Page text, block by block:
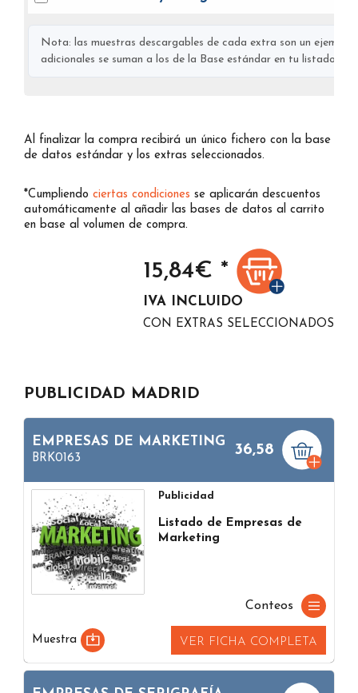
Nota: las muestras descargables de cada extra son un
adicionales se suman a los de la Base estándar en tu listado
Al finalizar la compra recibirá un único fichero con la base
de datos estándar y los extras seleccionados.
*Cumpliendo ciertas condiciones se aplicarán descuentos
automáticamente al añadir las bases de datos al carrito
en base al volumen de compra.
15,84€ *
IVA INCLUIDO
CON EXTRAS SELECCIONADOS
PUBLICIDAD MADRID
EMPRESAS DE MARKETING
BRK0163
36,58
Publicidad
Listado de Empresas de
Marketing
Conteos
Muestra VER FICHA COMPLETA